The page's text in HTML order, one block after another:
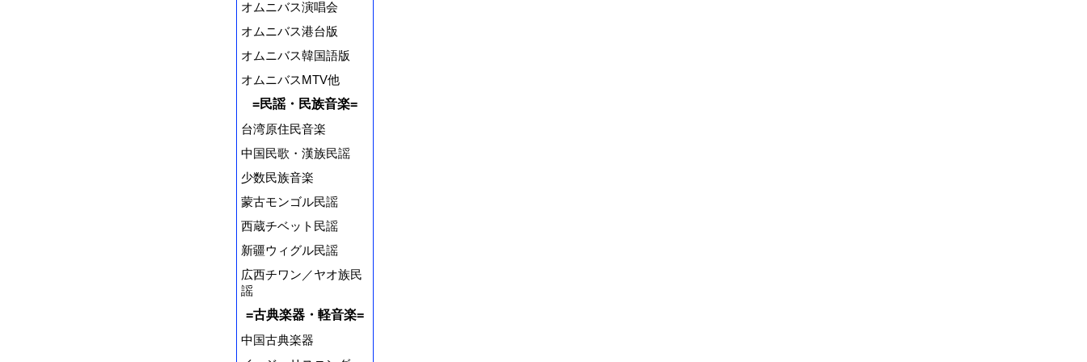
オムニバス演唱会
オムニバス港台版
オムニバス韓国語版
オムニバスMTV他
=民謡・民族音楽=
台湾原住民音楽
中国民歌・漢族民謡
少数民族音楽
蒙古モンゴル民謡
西蔵チベット民謡
新疆ウィグル民謡
広西チワン／ヤオ族民
謡
=古典楽器・軽音楽=
中国古典楽器